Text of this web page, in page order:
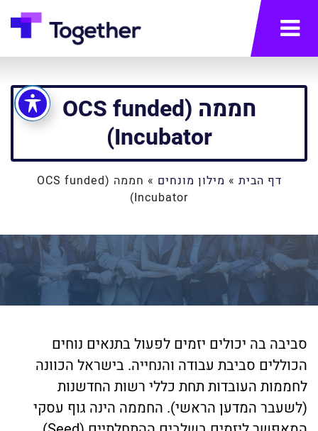
תפריט
חממה (OCS funded
Incubator)
דף הבית » מילון מונחים »
חממה (OCS funded
Incubator)
סביבה בה יכולים יזמים לפעול בתנאים נוחים
הכוללים סביבת עבודה והנחייה. בישראל הכוונה
לחממות העובדות תחת כללי רשות החדשנות
(לשעבר המדען הראשי). החממה הינה גוף עסקי